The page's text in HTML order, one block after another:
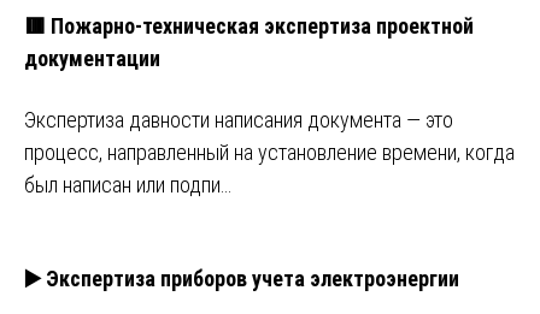
🟥 Пожарно-техническая экспертиза проектной
документации
Экспертиза давности написания документа — это
процесс, направленный на установление времени, когда
был написан или подпи…
▶️ Экспертиза приборов учета электроэнергии